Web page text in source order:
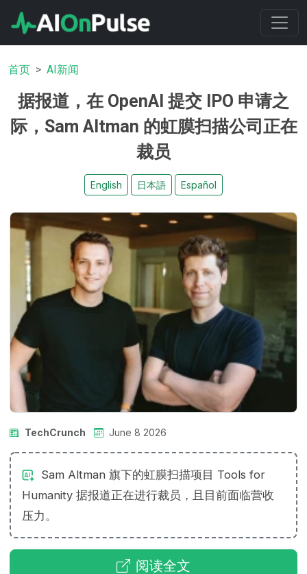
首页 AI新闻
据报道，在 OpenAI 提交 IPO 申请之
际，Sam Altman 的虹膜扫描公司正在
裁员
English 日本語 Español
TechCrunch June 8 2026
Sam Altman 旗下的虹膜扫描项目 Tools for
Humanity 据报道正在进行裁员，且目前面临营收
压力。
阅读全文